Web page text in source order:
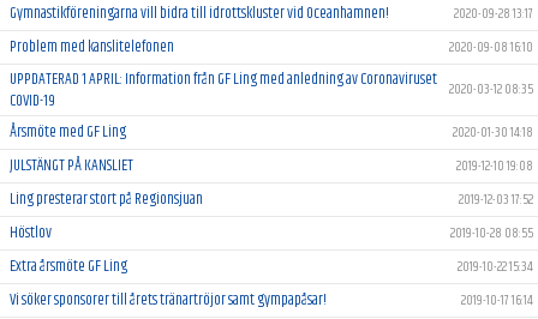
Gymnastikföreningarna vill bidra till idrottskluster vid Oceanhamnen! 2020-09-28 13:17
Problem med kanslitelefonen 2020-09-08 16:10
UPPDATERAD 1 APRIL: Information från GF Ling med anledning av Coronaviruset
COVID-19
2020-03-12 08:35
Årsmöte med GF Ling 2020-01-30 14:18
JULSTÄNGT PÅ KANSLIET 2019-12-10 19:08
Ling presterar stort på Regionsjuan 2019-12-03 17:52
Höstlov 2019-10-28 08:55
Extra årsmöte GF Ling 2019-10-22 15:34
Vi söker sponsorer till årets tränartröjor samt gympapåsar! 2019-10-17 16:14